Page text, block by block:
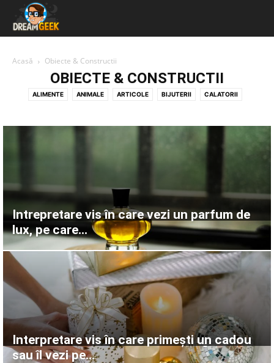
Acasă Obiecte & Constructii
OBIECTE & CONSTRUCTII
ALIMENTE ANIMALE ARTICOLE BIJUTERII CALATORII
GHICITUL IN PALMA MUNCA & ACTIVITATI NATURA
Intrepretare vis în care vezi un parfum de
lux, pe care...
Interpretare vis în care primești un cadou
sau îl vezi pe...